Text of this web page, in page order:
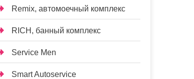
Remix, автомоечный комплекс
RICH, банный комплекс
Service Men
Smart Autoservice